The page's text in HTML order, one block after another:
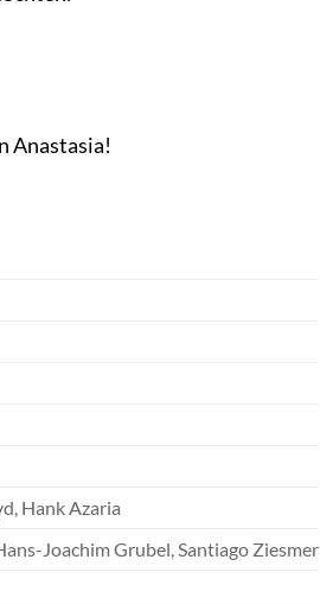
Anastasia!
Hank Azaria
Joachim Grubel, Santiago Ziesmer